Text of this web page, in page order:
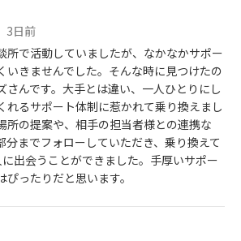
3日前
所で活動していましたが、なかなかサポー
いきませんでした。そんな時に見つけたの
さんです。大手とは違い、一人ひとりにし
れるサポート体制に惹かれて乗り換えまし
所の提案や、相手の担当者様との連携な
分までフォローしていただき、乗り換えて
出会うことができました。手厚いサポー
ぴったりだと思います。